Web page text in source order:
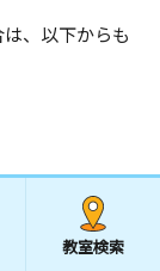
、以下からも
教室検索